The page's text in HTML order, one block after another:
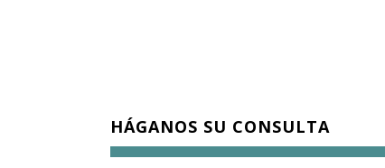
HÁGANOS SU CONSULTA